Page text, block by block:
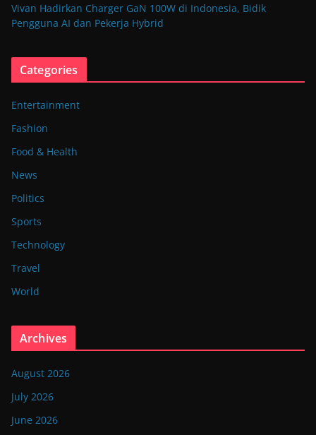
Vivan Hadirkan Charger GaN 100W di Indonesia, Bidik
Pengguna AI dan Pekerja Hybrid
Categories
Entertainment
Fashion
Food & Health
News
Politics
Sports
Technology
Travel
World
Archives
August 2026
July 2026
June 2026